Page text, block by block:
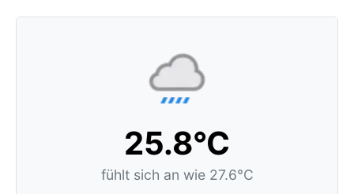
25.8°C
fühlt sich an wie 27.6°C